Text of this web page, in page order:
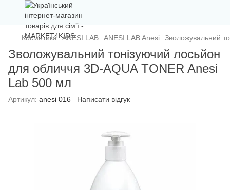
Косметика ANESI LAB ANESI LAB Anesi Зволожувальний
Зволожувальний тонізуючий лосьйон
для обличчя 3D-AQUA TONER Anesi
Lab 500 мл
Артикул: anesi 016 Написати відгук